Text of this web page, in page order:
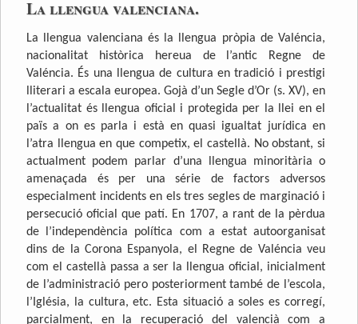
La llengua valenciana.
La llengua valenciana és la llengua pròpia de Valéncia,
nacionalitat històrica hereua de l’antic Regne de
Valéncia. És una llengua de cultura en tradició i prestigi
lliterari a escala europea. Gojà d’un Segle d’Or (s. XV), en
l’actualitat és llengua oficial i protegida per la llei en el
païs a on es parla i està en quasi igualtat jurídica en
l’atra llengua en que competix, el castellà. No obstant, si
actualment podem parlar d’una llengua minoritària o
amenaçada és per una série de factors adversos
especialment incidents en els tres segles de marginació i
persecució oficial que patí. En 1707, a rant de la pèrdua
de l’independència política com a estat autoorganisat
dins de la Corona Espanyola, el Regne de Valéncia veu
com el castellà passa a ser la llengua oficial, inicialment
de l’administració pero posteriorment també de l’escola,
l’Iglésia, la cultura, etc. Esta situació a soles es corregí,
parcialment, en la recuperació del valencià com a